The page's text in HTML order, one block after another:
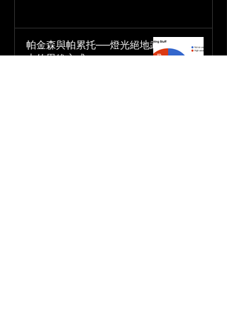
帕金森與帕累托──燈光絕地武
士的思維方式